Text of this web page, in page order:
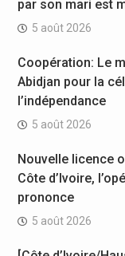
par son mari est
5 août 2026
Coopération: Le
Abidjan pour la
l’indépendance
5 août 2026
Nouvelle licence
Côte d’Ivoire,
prononce
5 août 2026